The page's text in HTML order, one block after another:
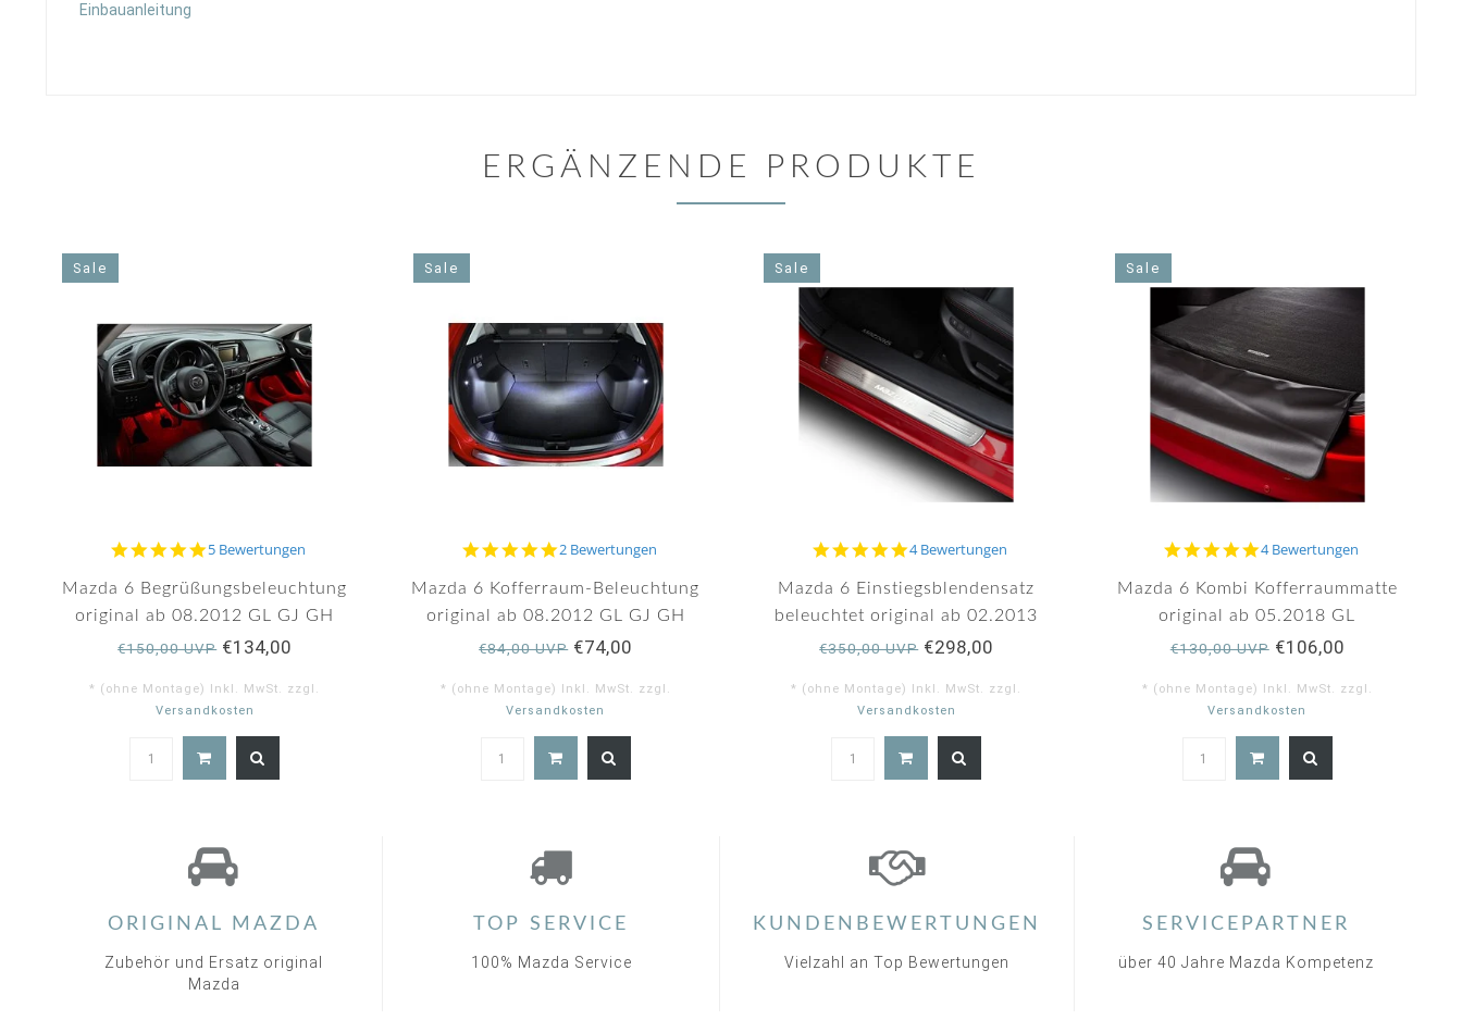
Einbauanleitung
ERGÄNZENDE PRODUKTE
Sale
5.0
rating
5 Bewertungen
Mazda 6 Begrüßungsbeleuchtung
original ab 08.2012 GL GJ GH
€150,00 UVP€134,00
* (ohne Montage) Inkl. MwSt. zzgl.
Versandkosten
Sale
5.0
rating
2 Bewertungen
Mazda 6 Kofferraum-Beleuchtung
original ab 08.2012 GL GJ GH
€84,00 UVP€74,00
* (ohne Montage) Inkl. MwSt. zzgl.
Versandkosten
Sale
5.0
rating
4 Bewertungen
Mazda 6 Einstiegsblendensatz
beleuchtet original ab 02.2013
€350,00 UVP€298,00
* (ohne Montage) Inkl. MwSt. zzgl.
Versandkosten
Sale
5.0
rating
4 Bewertungen
Mazda 6 Kombi Kofferraummatte
original ab 05.2018 GL
€130,00 UVP€106,00
* (ohne Montage) Inkl. MwSt. zzgl.
Versandkosten
ORIGINAL MAZDA
Zubehör und Ersatz original
Mazda
TOP SERVICE
100% Mazda Service
KUNDENBEWERTUNGEN
Vielzahl an Top Bewertungen
SERVICEPARTNER
über 40 Jahre Mazda Kompetenz